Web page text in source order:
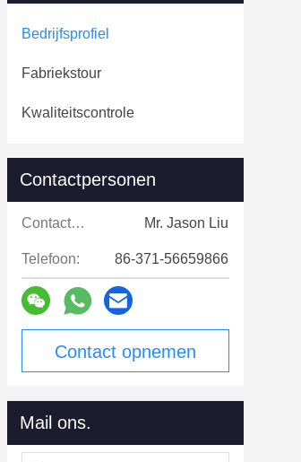
Bedrijfsprofiel
Fabriekstour
Kwaliteitscontrole
Contactpersonen
Contactpersonen: Mr. Jason Liu
Telefoon: 86-371-56659866
Contact opnemen
Mail ons.